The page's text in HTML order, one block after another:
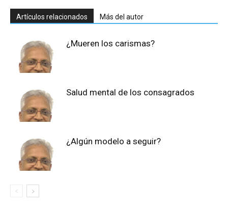
Artículos relacionados Más del autor
¿Mueren los carismas?
Salud mental de los consagrados
¿Algún modelo a seguir?